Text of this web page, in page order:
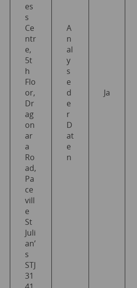
es
s
Ce
ntr
e,
5t
h
Flo
or,
Dr
ag
on
ar
a
Ro
ad,
Pa
ce
vill
e
St
Juli
an’
s
STJ
31
A
n
al
y
s
e
d
e
r
D
at
e
n
Ja